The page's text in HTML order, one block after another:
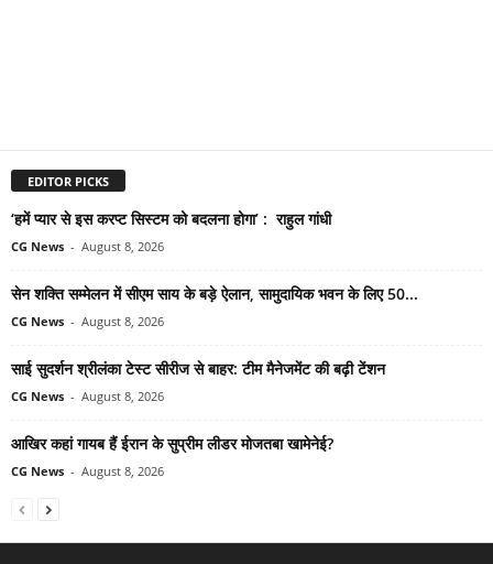
EDITOR PICKS
‘हमें प्यार से इस करप्ट सिस्टम को बदलना होगा’ : राहुल गांधी
CG News - August 8, 2026
सेन शक्ति सम्मेलन में सीएम साय के बड़े ऐलान, सामुदायिक भवन के लिए 50...
CG News - August 8, 2026
साई सुदर्शन श्रीलंका टेस्ट सीरीज से बाहर: टीम मैनेजमेंट की बढ़ी टेंशन
CG News - August 8, 2026
आखिर कहां गायब हैं ईरान के सुप्रीम लीडर मोजतबा खामेनेई?
CG News - August 8, 2026